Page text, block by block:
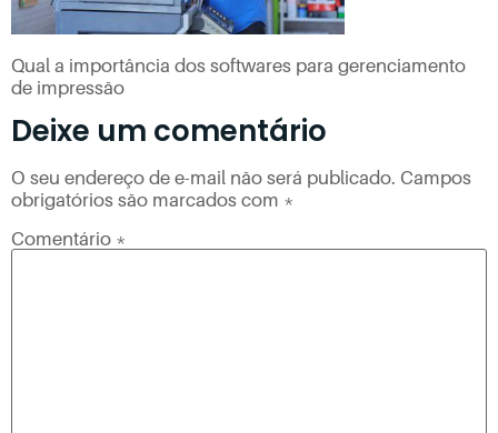
Qual a importância dos softwares para gerenciamento
de impressão
Deixe um comentário
O seu endereço de e-mail não será publicado. Campos
obrigatórios são marcados com *
Comentário *